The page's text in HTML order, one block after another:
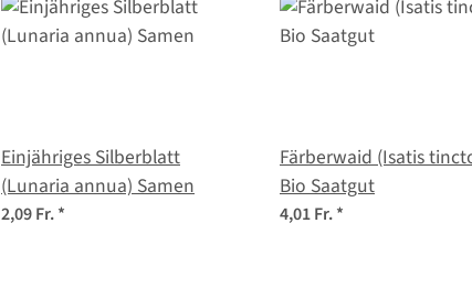
Einjähriges Silberblatt
(Lunaria annua) Samen
2,09 Fr.*
Färberwaid (Isatis
Bio Saatgut
4,01 Fr.*